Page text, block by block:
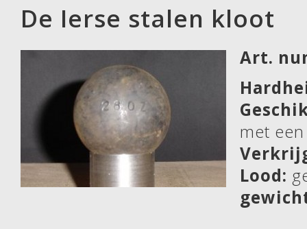
De Ierse stalen kloot
Art.
met
Lood: